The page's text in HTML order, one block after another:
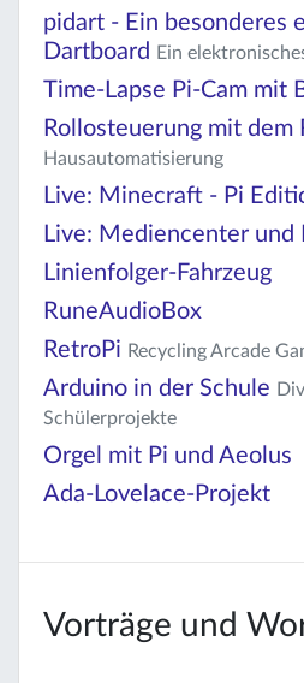
pidart - Ein besonderes
Dartboard
Ein
Time-Lapse Pi-Cam mit
Rollosteuerung mit dem
Hausautomatisierung
Live: Minecraft - Pi
Live: Mediencenter und
Linienfolger-Fahrzeug
RuneAudioBox
RetroPi Recycling Arcade
Arduino in der Schule
Schülerprojekte
Orgel mit Pi und Aeolus
Ada-Lovelace-Projekt
Vorträge und